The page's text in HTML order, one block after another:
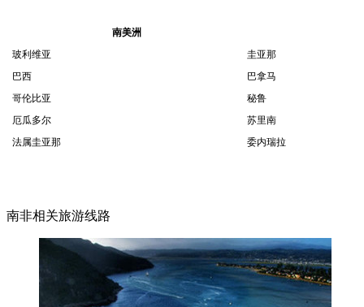
南美洲
玻利维亚
圭亚那
巴西
巴拿马
哥伦比亚
秘鲁
厄瓜多尔
苏里南
法属圭亚那
委内瑞拉
南非相关旅游线路